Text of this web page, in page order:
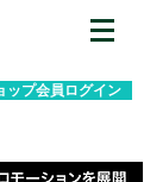
ップ会員ログイン